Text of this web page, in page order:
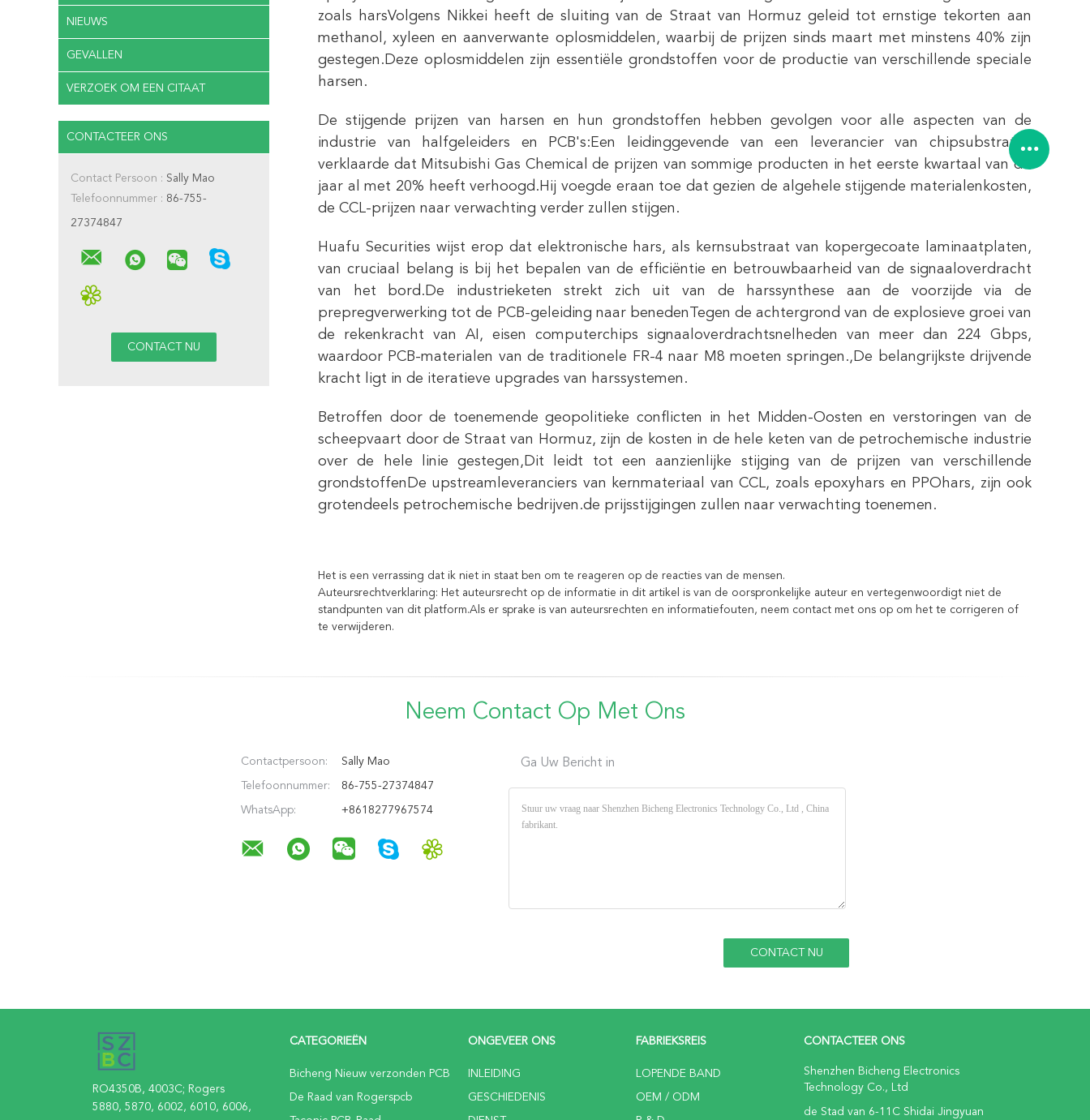
NIEUWS
GEVALLEN
VERZOEK OM EEN CITAAT
CONTACTEER ONS
Contact Persoon : Sally Mao
Telefoonnummer : 86-755-
27374847
zoals harsVolgens Nikkei heeft de sluiting van de Straat van Hormuz geleid tot ernstige tekorten aan
methanol, xyleen en aanverwante oplosmiddelen, waarbij de prijzen sinds maart met minstens 40% zijn
gestegen.Deze oplosmiddelen zijn essentiële grondstoffen voor de productie van verschillende speciale
harsen.
De stijgende prijzen van harsen en hun grondstoffen hebben gevolgen voor alle aspecten van de
industrie van halfgeleiders en PCB's:Een leidinggevende van een leverancier van chipsubstraten
verklaarde dat Mitsubishi Gas Chemical de prijzen van sommige producten in het eerste kwartaal van dit
jaar al met 20% heeft verhoogd.Hij voegde eraan toe dat gezien de algehele stijgende materialenkosten,
de CCL-prijzen naar verwachting verder zullen stijgen.
Huafu Securities wijst erop dat elektronische hars, als kernsubstraat van kopergecoate laminaatplaten,
van cruciaal belang is bij het bepalen van de efficiëntie en betrouwbaarheid van de signaaloverdracht
van het bord.De industrieketen strekt zich uit van de harssynthese aan de voorzijde via de
prepregverwerking tot de PCB-geleiding naar benedenTegen de achtergrond van de explosieve groei van
de rekenkracht van AI, eisen computerchips signaaloverdrachtsnelheden van meer dan 224 Gbps,
waardoor PCB-materialen van de traditionele FR-4 naar M8 moeten springen.,De belangrijkste drijvende
kracht ligt in de iteratieve upgrades van harssystemen.
Betroffen door de toenemende geopolitieke conflicten in het Midden-Oosten en verstoringen van de
scheepvaart door de Straat van Hormuz, zijn de kosten in de hele keten van de petrochemische industrie
over de hele linie gestegen,Dit leidt tot een aanzienlijke stijging van de prijzen van verschillende
grondstoffenDe upstreamleveranciers van kernmateriaal van CCL, zoals epoxyhars en PPOhars, zijn ook
grotendeels petrochemische bedrijven.de prijsstijgingen zullen naar verwachting toenemen.
Het is een verrassing dat ik niet in staat ben om te reageren op de reacties van de mensen.
Auteursrechtverklaring: Het auteursrecht op de informatie in dit artikel is van de oorspronkelijke auteur en vertegenwoordigt niet de
standpunten van dit platform.Als er sprake is van auteursrechten en informatiefouten, neem contact met ons op om het te corrigeren of
te verwijderen.
Neem Contact Op Met Ons
Contactpersoon: Sally Mao
Telefoonnummer: 86-755-27374847
WhatsApp: +8618277967574
Ga Uw Bericht in
RO4350B, 4003C; Rogers
5880, 5870, 6002, 6010, 6006,
CATEGORIEËN
Bicheng Nieuw verzonden PCB
De Raad van Rogerspcb
ONGEVEER ONS
INLEIDING
GESCHIEDENIS
FABRIEKSREIS
LOPENDE BAND
OEM / ODM
CONTACTEER ONS
Shenzhen Bicheng Electronics
Technology Co., Ltd
de Stad van 6-11C Shidai Jingyuan